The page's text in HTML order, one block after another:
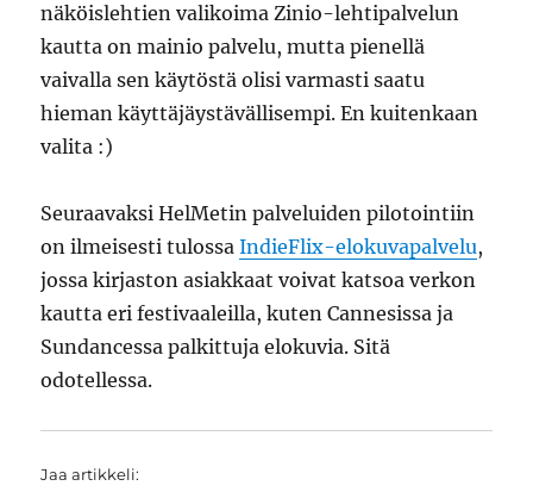
näköislehtien valikoima Zinio-lehtipalvelun
kautta on mainio palvelu, mutta pienellä
vaivalla sen käytöstä olisi varmasti saatu
hieman käyttäjäystävällisempi. En kuitenkaan
valita :)
Seuraavaksi HelMetin palveluiden pilotointiin
on ilmeisesti tulossaIndieFlix-elokuvapalvelu,
jossa kirjaston asiakkaat voivat katsoa verkon
kautta eri festivaaleilla, kuten Cannesissa ja
Sundancessa palkittuja elokuvia. Sitä
odotellessa.
Jaa artikkeli: